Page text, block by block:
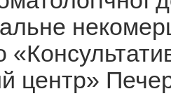
центр»